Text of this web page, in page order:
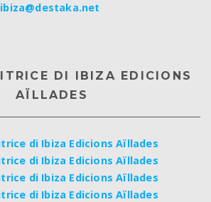
ibiza@destaka.net
DI IBIZA EDICIONS
AÏLLADES
di Ibiza Edicions Aïllades
di Ibiza Edicions Aïllades
di Ibiza Edicions Aïllades
di Ibiza Edicions Aïllades